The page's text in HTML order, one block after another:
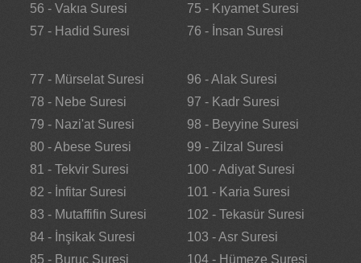
56 - Vakıa Suresi
57 - Hadid Suresi
75 - Kıyamet Suresi
76 - İnsan Suresi
77 - Mürselat Suresi
78 - Nebe Suresi
79 - Nazi'at Suresi
80 - Abese Suresi
81 - Tekvir Suresi
82 - İnfitar Suresi
83 - Mutaffifin Suresi
84 - İnşikak Suresi
85 - Buruc Suresi
96 - Alak Suresi
97 - Kadr Suresi
98 - Beyyine Suresi
99 - Zilzal Suresi
100 - Adiyat Suresi
101 - Karia Suresi
102 - Tekasür Suresi
103 - Asr Suresi
104 - Hümeze Suresi